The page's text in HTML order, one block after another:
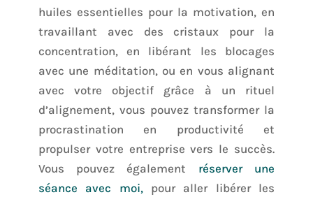
huiles essentielles pour la motivation, en
travaillant avec des cristaux pour la
concentration, en libérant les blocages
avec une méditation, ou en vous alignant
avec votre objectif grâce à un rituel
d’alignement, vous pouvez transformer la
procrastination en productivité et
propulser votre entreprise vers le succès.
Vous pouvez également réserver une
séance avec moi, pour aller libérer les